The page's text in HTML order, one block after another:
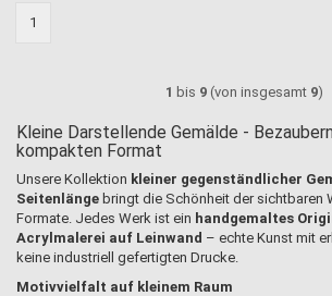
1
1 bis 9(von insgesamt 9)
Kleine Darstellende Gemälde -
kompakten Format
Unsere Kollektion kleiner gegenständlicher
Seitenlänge bringt die Schönheit der sichtbaren
Formate. Jedes Werk ist ein handgemaltes
Acrylmalerei auf Leinwand – echte Kunst mit
keine industriell gefertigten Drucke.
Motivvielfalt auf kleinem Raum